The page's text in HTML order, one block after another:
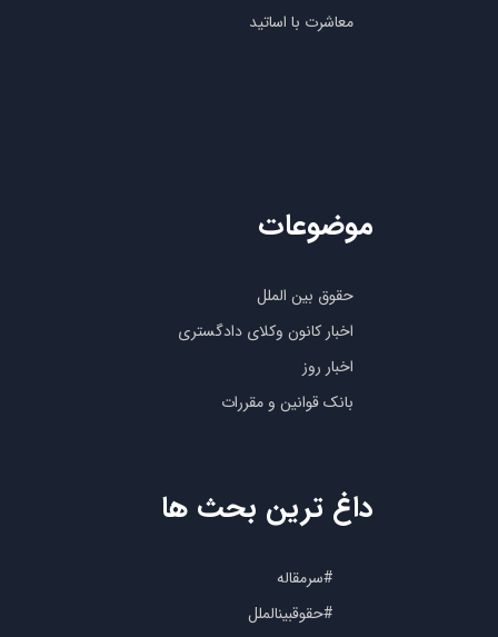
معاشرت با اساتید
حقوق بین الملل
اخبار کانون وکلای دادگستری
اخبار روز
بانک قوانین و مقررات
موضوعات
#سرمقاله
#حقوقبینالملل
داغ ترین بحث ها